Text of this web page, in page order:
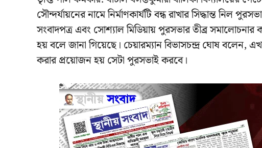
সৌন্দর্যায়নের নামে নির্মাণকার্যটি বন্ধ রাখার সিদ্ধান্ত নিল
সংবাদপত্র এবং সোশ্যাল মিডিয়ায় পুরসভার তীব্র
হয় বলে জানা গিয়েছে। চেয়ারম্যান বিভাসচন্দ্র ঘোষ বলেন,
করার প্রয়োজন হয় সেটা পুরসভাই করবে।